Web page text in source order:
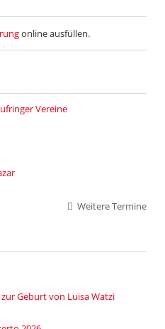
online ausfüllen.
Vereine
Weitere Termine
Geburt von Luisa Watzi